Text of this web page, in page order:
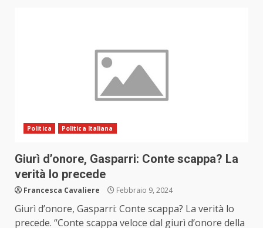
Politica Politica Italiana
Giurì d’onore, Gasparri: Conte scappa? La
verità lo precede
Francesca Cavaliere Febbraio 9, 2024
Giurì d’onore, Gasparri: Conte scappa? La verità lo
precede. “Conte scappa veloce dal giurì d’onore della